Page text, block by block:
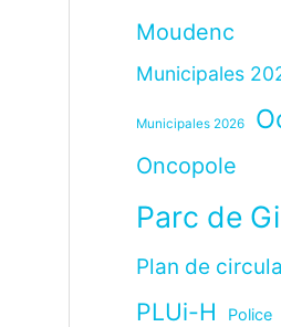
Moudenc
Municipales
Municipales 2026
Oncopole
Parc de
Plan de
PLUi-H Police